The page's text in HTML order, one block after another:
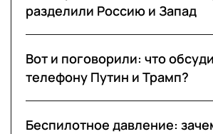
разделили Россию и Запад
Вот и поговорили: что
телефону Путин и Трамп?
Беспилотное давление: